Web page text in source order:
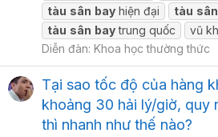
tàu sân bay hiện đại tàu sân
tàu sân baytrung quốc vũ
Diễn đàn: Khoa học thường thức
Tại sao tốc độ của hàng
khoảng 30 hải lý/giờ, quy
thì nhanh như thế nào?